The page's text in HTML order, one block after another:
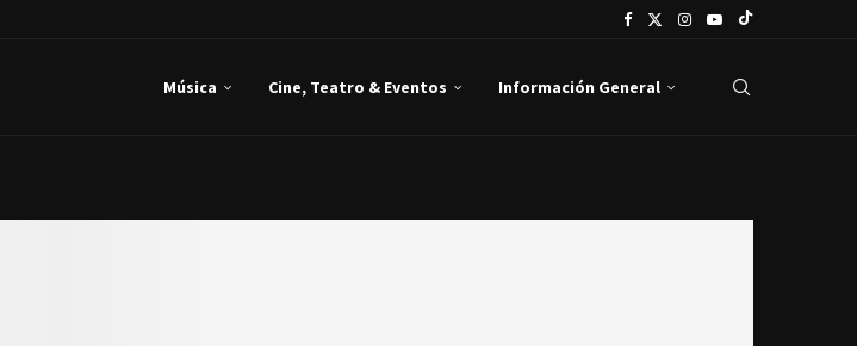
Música Cine, Teatro & Eventos Información General